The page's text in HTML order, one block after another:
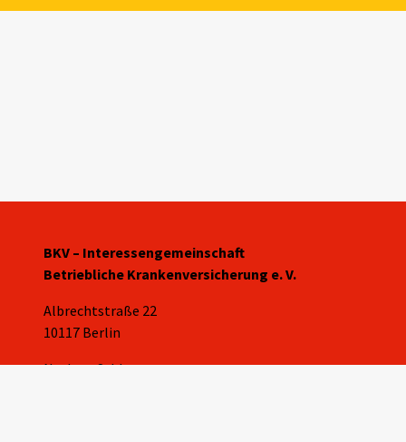
BKV – Interessengemeinschaft
Betriebliche Krankenversicherung e. V.
Albrechtstraße 22
10117 Berlin
Norbert Schleert